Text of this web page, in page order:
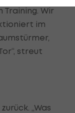
Training. Wir
im
streut
„Was